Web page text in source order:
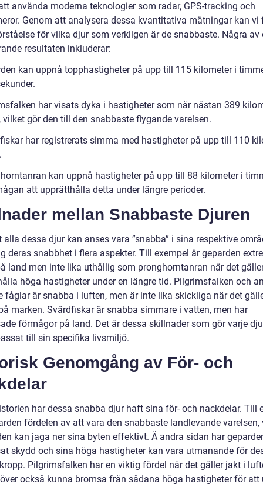
använda moderna teknologier som radar, GPS-tracking och
Genom att analysera dessa kvantitativa mätningar kan vi
för vilka djur som verkligen är de snabbaste. Några av
resultaten inkluderar:
kan uppnå topphastigheter på upp till 115 kilometer i
har visats dyka i hastigheter som når nästan 389
vilket gör den till den snabbaste flygande varelsen.
har registrerats simma med hastigheter på upp till 110
kan uppnå hastigheter på upp till 88 kilometer i
att upprätthålla detta under längre perioder.
mellan Snabbaste Djuren
alla dessa djur kan anses vara ”snabba” i sina respektive
deras snabbhet i flera aspekter. Till exempel är geparden
land men inte lika uthållig som pronghorntanran när det
höga hastigheter under en längre tid. Pilgrimsfalken och
fåglar är snabba i luften, men är inte lika skickliga när det
marken. Svärdfiskar är snabba simmare i vatten, men har
förmågor på land. Det är dessa skillnader som gör varje
till sin specifika livsmiljö.
Genomgång av För- och
har dessa snabba djur haft sina för- och nackdelar. Till
fördelen av att vara den snabbaste landlevande varelsen,
kan jaga ner sina byten effektivt. Å andra sidan har
skydd och sina höga hastigheter kan vara utmanande för
Pilgrimsfalken har en viktig fördel när det gäller jakt i
också kunna bromsa från sådana höga hastigheter för att